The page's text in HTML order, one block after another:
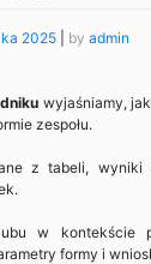
2025 by admin
wyjaśniamy,
zespołu.
z tabeli,
w kontekście
formy i